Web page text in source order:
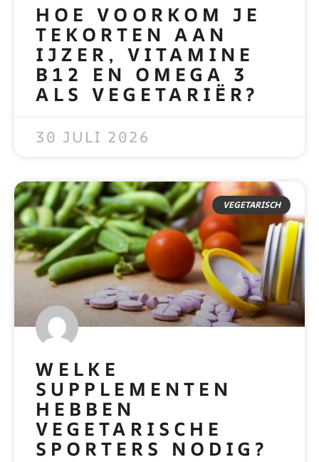
HOE VOORKOM JE
TEKORTEN AAN
IJZER, VITAMINE
B12 EN OMEGA 3
ALS VEGETARIËR?
30 JULI 2026
VEGETARISCH
WELKE
SUPPLEMENTEN
HEBBEN
VEGETARISCHE
SPORTERS NODIG?